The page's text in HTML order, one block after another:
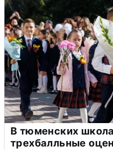
В тюменских
трехбалльные